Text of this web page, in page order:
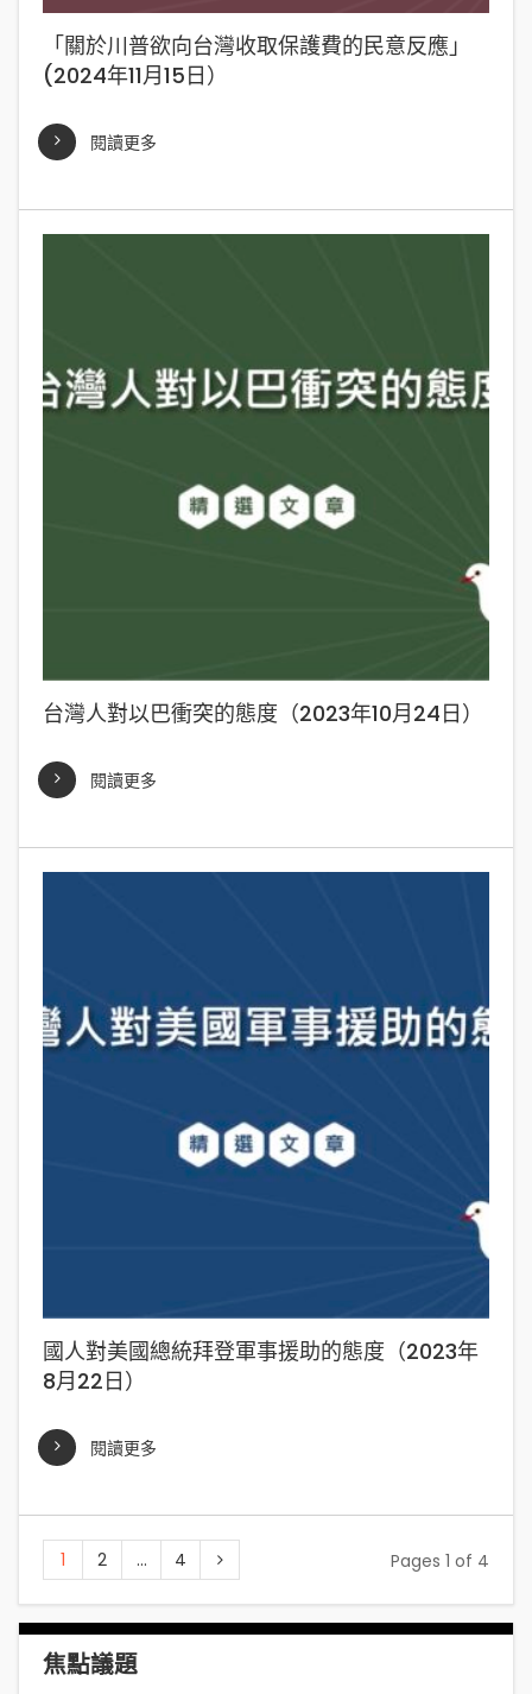
「關於川普欲向台灣收取保護費的民意反應」
(2024年11月15日）
閱讀更多
台灣人對以巴衝突的態度（2023年10月24日）
閱讀更多
國人對美國總統拜登軍事援助的態度（2023年
8月22日）
閱讀更多
Pages 1 of 4
1 2 ... 4
焦點議題